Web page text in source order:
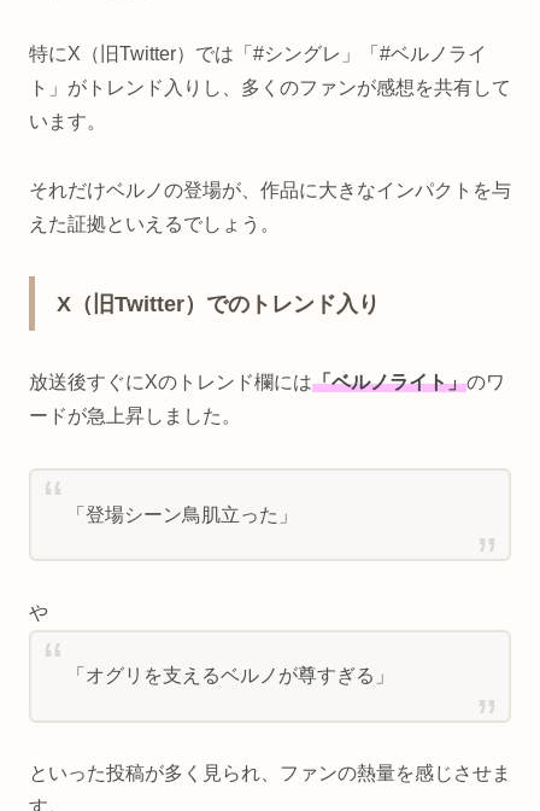
特にX（旧Twitter）では「#シングレ」「#ベルノライ
ト」がトレンド入りし、多くのファンが感想を共有して
います。
それだけベルノの登場が、作品に大きなインパクトを与
えた証拠といえるでしょう。
X（旧Twitter）でのトレンド入り
放送後すぐにXのトレンド欄には「ベルノライト」のワ
ードが急上昇しました。
「登場シーン鳥肌立った」
や
「オグリを支えるベルノが尊すぎる」
といった投稿が多く見られ、ファンの熱量を感じさせま